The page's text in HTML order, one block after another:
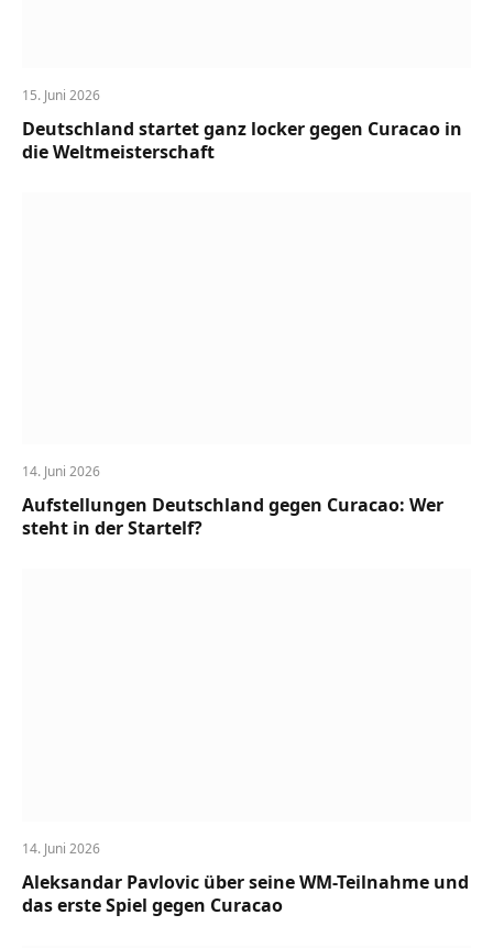
15. Juni 2026
Deutschland startet ganz locker gegen Curacao in
die Weltmeisterschaft
14. Juni 2026
Aufstellungen Deutschland gegen Curacao: Wer
steht in der Startelf?
14. Juni 2026
Aleksandar Pavlovic über seine WM-Teilnahme und
das erste Spiel gegen Curacao